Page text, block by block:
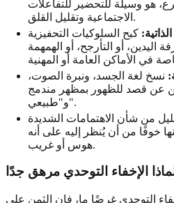
هو وسيلة للتحضير للتفاعلات
الاجتماعية وتقليل القلق.
كبح السلوكيات التحفيزية
اليدين، أو التأرجح، أو الهمهمة
نسخ لغة الجسد، ونبرة الصوت،
عن قصد للظهور بمظهر مندمج
و"طبيعي".
من شأن الاهتمامات الشديدة
خوفًا من أن يُنظر إليه على أنه
هوس أو غريب.
الإخفاء التوحدي مرهق جدًا
التوحدي غرضًا ما، فإن الثمن على